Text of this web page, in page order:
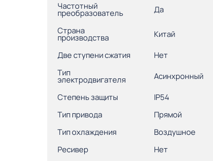
Частотный
преобразователь Да
Страна
производства Китай
Две ступени сжатия
Нет
Тип
электродвигателя Асинхронный
Степень защиты
IP54
Тип привода
Прямой
Тип охлаждения
Воздушное
Ресивер
Нет